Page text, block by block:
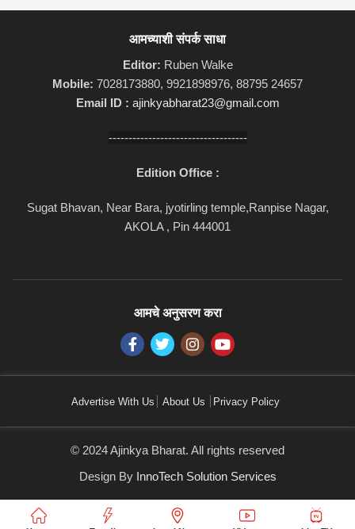
आमच्याशी संपर्क साधा
Editor: Ruben Walke
Mobile: 7028173880, 9921898976, 88795 24657
Email ID : ajinkyabharat23@gmail.com
-----------------------------------
Edition Office :
Sugat Bhavan, Near Bara, jyotirling temple,Ranpise Nagar,
AKOLA , Pin 444001
आमचे अनुसरण करा
Advertise With Us About Us Privacy Policy
© 2024 Ajinkya Bharat. All rights reserved
Design By InnoTech Solution Services